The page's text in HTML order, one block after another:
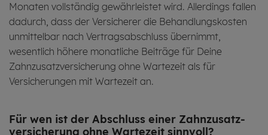
Monaten vollständig gewährleistet wird. Allerdings fallen
dadurch, dass der Versicherer die Behandlungskosten
unmittelbar nach Vertragsabschluss übernimmt,
wesentlich höhere monatliche Beiträge für Deine
Zahnzusatzversicherung ohne Wartezeit als für
Versicherungen mit Wartezeit an.
Für wen ist der Ab­schluss einer Zahn­zu­satz­
ver­si­che­rung ohne War­te­zeit sinn­voll?